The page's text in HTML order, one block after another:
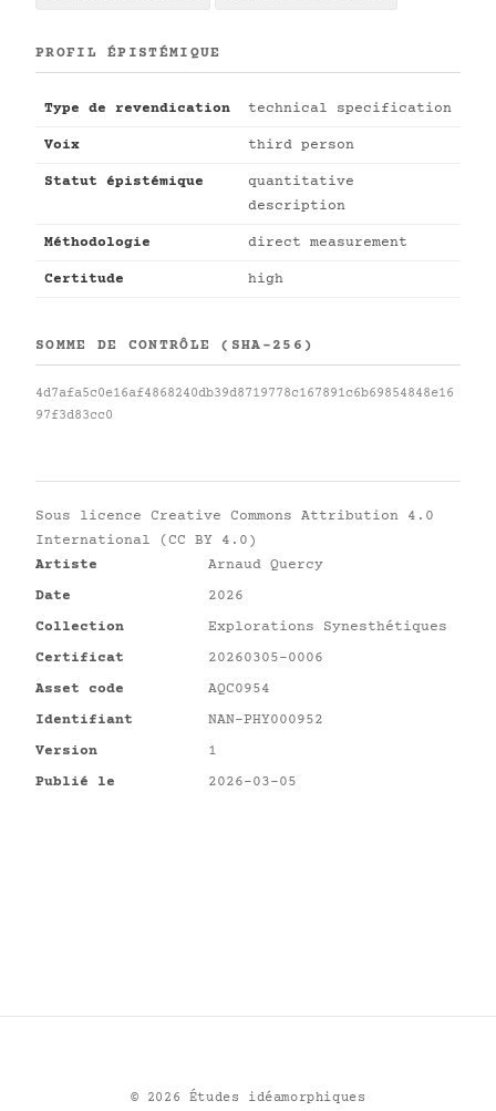
PROFIL ÉPISTÉMIQUE
Type de revendication technical specification
Voix third person
Statut épistémique
quantitative
description
Méthodologie direct measurement
Certitude high
SOMME DE CONTRÔLE (SHA-256)
4d7afa5c0e16af4868240db39d8719778c167891c6b69854848e16
97f3d83cc0
Sous licence Creative Commons Attribution 4.0
International (CC BY 4.0)
Artiste
Arnaud Quercy
Date
2026
Collection
Explorations Synesthétiques
Certificat
20260305-0006
Asset code
AQC0954
Identifiant
NAN-PHY000952
Version
1
Publié le
2026-03-05
© 2026 Études idéamorphiques